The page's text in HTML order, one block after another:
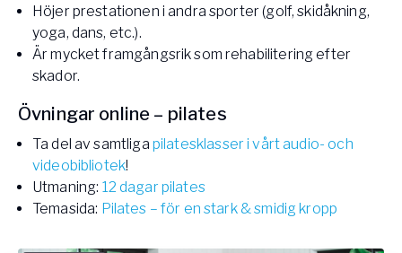
Höjer prestationen i andra sporter (golf, skidåkning,
yoga, dans, etc.).
Är mycket framgångsrik som rehabilitering efter
skador.
Övningar online – pilates
Ta del av samtliga pilatesklasser i vårt audio- och
videobibliotek!
Utmaning: 12 dagar pilates
Temasida: Pilates – för en stark & smidig kropp